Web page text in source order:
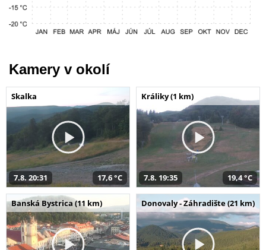
Kamery v okolí
Skalka
7.8. 20:31 17,6 °C
Králiky (1 km)
7.8. 19:35 19,4 °C
Banská Bystrica (11 km) Donovaly - Záhradište (21 km)